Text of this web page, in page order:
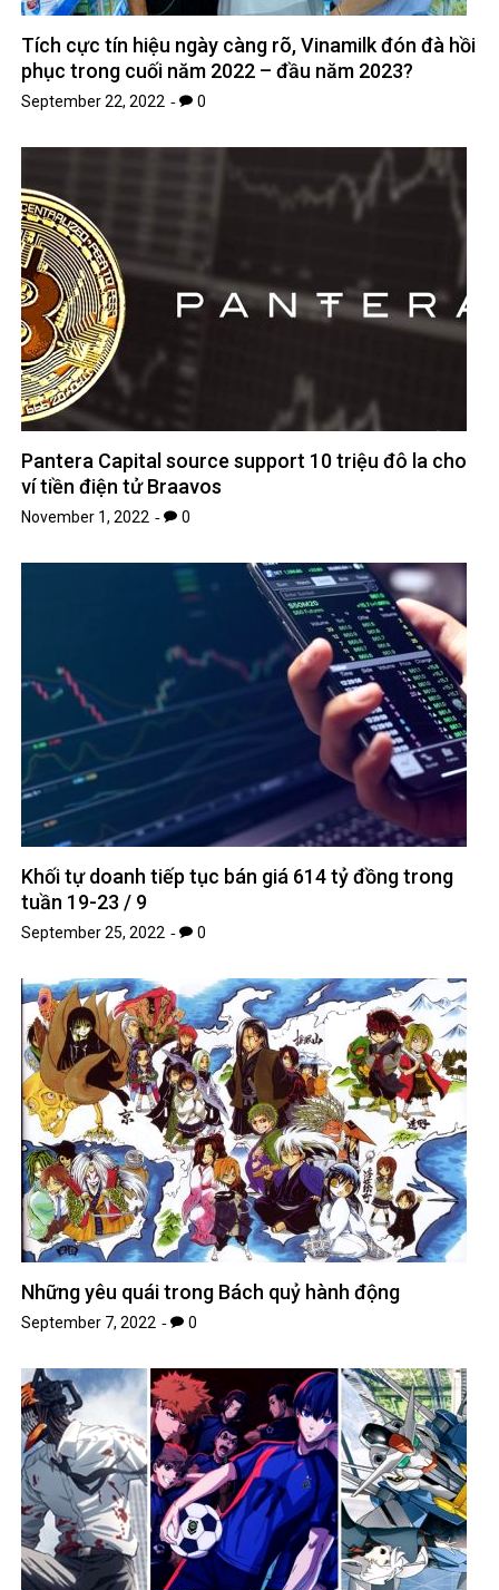
Tích cực tín hiệu ngày càng rõ, Vinamilk đón đà hồi
phục trong cuối năm 2022 – đầu năm 2023?
September 22, 2022 0
Pantera Capital source support 10 triệu đô la cho
ví tiền điện tử Braavos
November 1, 2022 0
Khối tự doanh tiếp tục bán giá 614 tỷ đồng trong
tuần 19-23 / 9
September 25, 2022 0
Những yêu quái trong Bách quỷ hành động
September 7, 2022 0